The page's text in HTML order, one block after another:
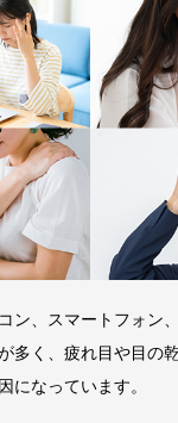
ン、スマートフォン
多く、疲れ目や目の
になっています。